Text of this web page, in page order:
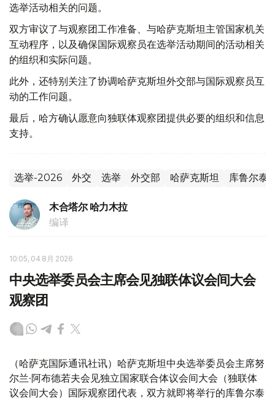
选举活动相关的问题。
双方审议了与观察团工作准备、与哈萨克斯坦主管国家机关
互动程序，以及确保国际观察员在选举活动期间的活动相关
的组织和实际问题。
此外，还特别关注了协调哈萨克斯坦外交部与国际观察员互
动的工作问题。
最后，哈方确认愿意向独联体观察团提供必要的组织和信息
支持。
选举-2026 外交 选举 外交部 哈萨克斯坦 库鲁尔泰
木合塔尔 哈力木拉
编译
10:05, 04 8月 2026
中央选举委员会主席会见独联体议会间大会
观察团
（哈萨克国际通讯社讯）哈萨克斯坦中央选举委员会主席努
尔兰·阿布德若夫会见独立国家联合体议会间大会（独联体
议会间大会）国际观察团代表，双方就即将举行的库鲁尔泰